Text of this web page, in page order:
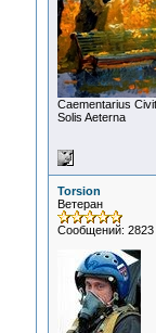
Сaementarius
Solis Aeterna
Torsion
Ветеран
Сообщений: 2823